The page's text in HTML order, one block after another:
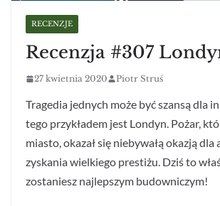
RECENZJE
Recenzja #307
27 kwietnia 2020 Piotr Struś
Tragedia jednych może być szansą dla
tego przykładem jest Londyn. Pożar,
miasto, okazał się niebywałą okazją
zyskania wielkiego prestiżu. Dziś to
zostaniesz najlepszym budowniczym!